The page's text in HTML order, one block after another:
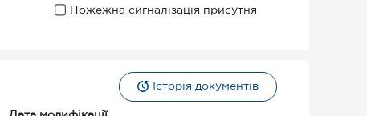
Пожежна сигналізація присутня
Історія документів